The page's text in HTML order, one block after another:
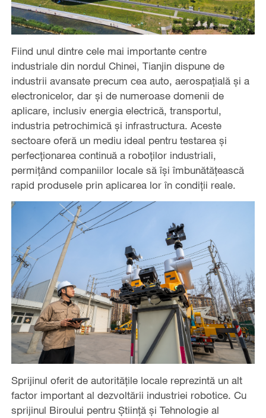
Fiind unul dintre cele mai importante centre
industriale din nordul Chinei, Tianjin dispune de
industrii avansate precum cea auto, aerospațială și a
electronicelor, dar și de numeroase domenii de
aplicare, inclusiv energia electrică, transportul,
industria petrochimică și infrastructura. Aceste
sectoare oferă un mediu ideal pentru testarea și
perfecționarea continuă a roboților industriali,
permițând companiilor locale să își îmbunătățească
rapid produsele prin aplicarea lor în condiții reale.
Sprijinul oferit de autoritățile locale reprezintă un alt
factor important al dezvoltării industriei robotice. Cu
sprijinul Biroului pentru Știință și Tehnologie al